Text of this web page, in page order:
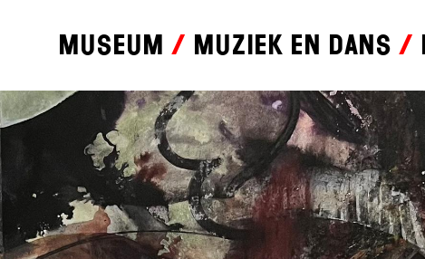
Museum Muziek en dans